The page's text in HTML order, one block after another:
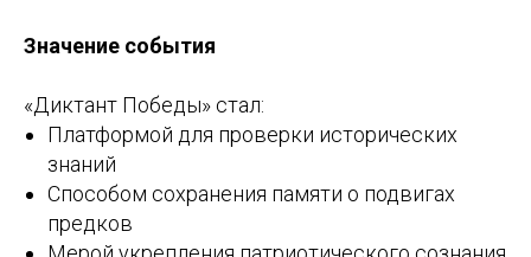
Значение события
«Диктант Победы» стал:
Платформой для проверки исторических
знаний
Способом сохранения памяти о подвигах
предков